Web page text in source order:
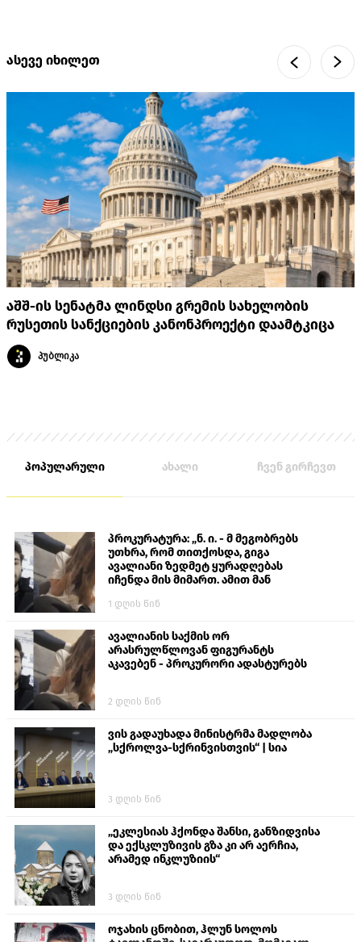
ასევე იხილეთ
აშშ-ის სენატმა ლინდსი გრემის სახელობის
რუსეთის სანქციების კანონპროექტი დაამტკიცა
პუბლიკა
პოპულარული ახალი ჩვენ გირჩევთ
პროკურატურა: „ნ. ი. - მ მეგობრებს
უთხრა, რომ თითქოსდა, გიგა
ავალიანი ზედმეტ ყურადღებას
იჩენდა მის მიმართ. ამით მან
თავს დასხმოდა გიგა ავალიანს“
1 დღის წინ
ავალიანის საქმის ორ
არასრულწლოვან ფიგურანტს
აკავებენ - პროკურორი ადასტურებს
2 დღის წინ
ვის გადაუხადა მინისტრმა მადლობა
„სქროლვა-სქრინვისთვის“ | სია
3 დღის წინ
„ეკლესიას ჰქონდა შანსი, განზიდვისა
და ექსკლუზივის გზა კი არ აერჩია,
არამედ ინკლუზიის“
3 დღის წინ
ოჯახის ცნობით, ჰლუნ სოლოს